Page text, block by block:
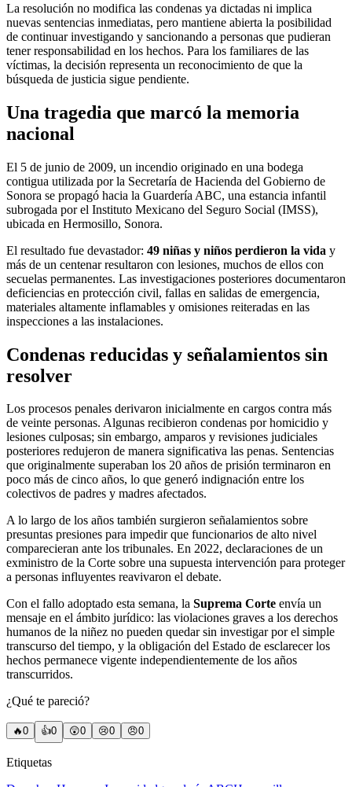
La resolución no modifica las condenas ya dictadas ni implica
nuevas sentencias inmediatas, pero mantiene abierta la posibilidad
de continuar investigando y sancionando a personas que pudieran
tener responsabilidad en los hechos. Para los familiares de las
víctimas, la decisión representa un reconocimiento de que la
búsqueda de justicia sigue pendiente.
Una tragedia que marcó la memoria
nacional
El 5 de junio de 2009, un incendio originado en una bodega
contigua utilizada por la Secretaría de Hacienda del Gobierno de
Sonora se propagó hacia la Guardería ABC, una estancia infantil
subrogada por el Instituto Mexicano del Seguro Social (IMSS),
ubicada en Hermosillo, Sonora.
El resultado fue devastador: 49 niñas y niños perdieron la vida y
más de un centenar resultaron con lesiones, muchos de ellos con
secuelas permanentes. Las investigaciones posteriores documentaron
deficiencias en protección civil, fallas en salidas de emergencia,
materiales altamente inflamables y omisiones reiteradas en las
inspecciones a las instalaciones.
Condenas reducidas y señalamientos sin
resolver
Los procesos penales derivaron inicialmente en cargos contra más
de veinte personas. Algunas recibieron condenas por homicidio y
lesiones culposas; sin embargo, amparos y revisiones judiciales
posteriores redujeron de manera significativa las penas. Sentencias
que originalmente superaban los 20 años de prisión terminaron en
poco más de cinco años, lo que generó indignación entre los
colectivos de padres y madres afectados.
A lo largo de los años también surgieron señalamientos sobre
presuntas presiones para impedir que funcionarios de alto nivel
comparecieran ante los tribunales. En 2022, declaraciones de un
exministro de la Corte sobre una supuesta intervención para proteger
a personas influyentes reavivaron el debate.
Con el fallo adoptado esta semana, la Suprema Corte envía un
mensaje en el ámbito jurídico: las violaciones graves a los derechos
humanos de la niñez no pueden quedar sin investigar por el simple
transcurso del tiempo, y la obligación del Estado de esclarecer los
hechos permanece vigente independientemente de los años
transcurridos.
¿Qué te pareció?
🔥0 👍0 😲0 😢0 😠0
Etiquetas